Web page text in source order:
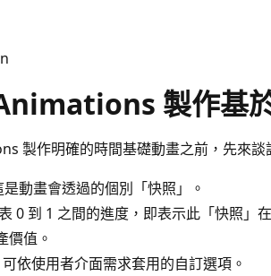
製作基
製作明確的時間基礎動畫之前，先來談
動畫會透過的個別「快照」。
0 到 1 之間的進度，即表示此「快照」
價值。
依使用者介面需求套用的自訂選項。